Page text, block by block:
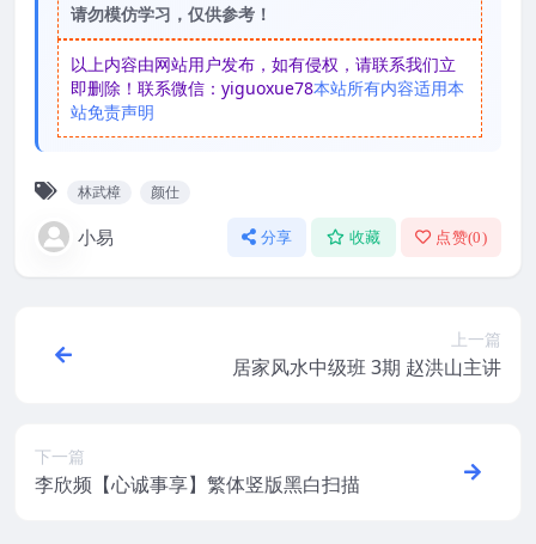
请勿模仿学习，仅供参考！
以上内容由网站用户发布，如有侵权，请联系我们立
即删除！联系微信：yiguoxue78本站所有内容适用本
站免责声明
林武樟 颜仕
小易 分享 收藏 点赞(0)
上一篇
居家风水中级班 3期 赵洪山主讲
下一篇
李欣频【心诚事享】繁体竖版黑白扫描